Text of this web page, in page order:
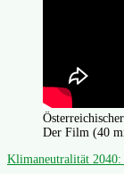
Der Film (40
Klimaneutralität 2040: